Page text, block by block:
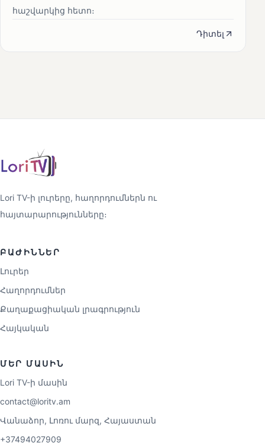
հաշվարկից հետո։
Դիտել
Lori TV-ի լուրերը, հաղորդումներն ու
հայտարարությունները։
ԲԱԺԻՆՆԵՐ
Լուրեր
Հաղորդումներ
Քաղաքացիական լրագրություն
Հայկական
ՄԵՐ ՄԱՍԻՆ
Lori TV-ի մասին
contact@loritv.am
Վանաձոր, Լոռու մարզ, Հայաստան
+37494027909